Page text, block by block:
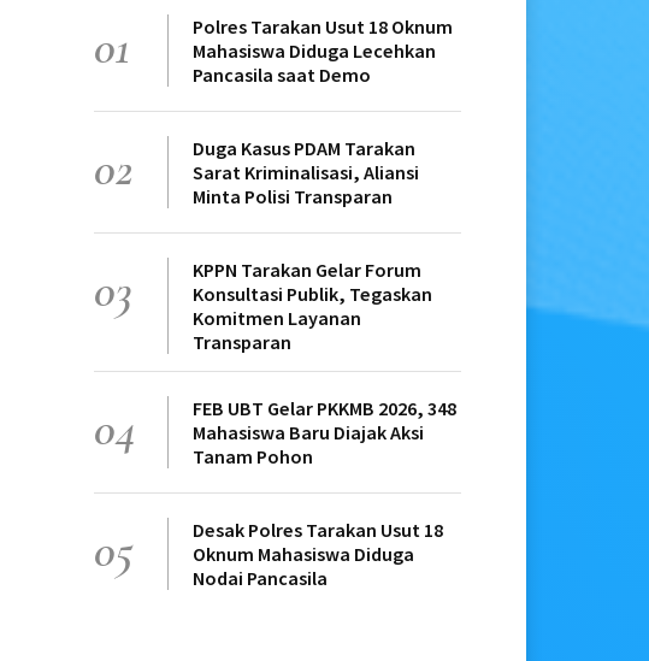
01
Polres Tarakan Usut 18 Oknum
Mahasiswa Diduga Lecehkan
Pancasila saat Demo
02
Duga Kasus PDAM Tarakan
Sarat Kriminalisasi, Aliansi
Minta Polisi Transparan
03
KPPN Tarakan Gelar Forum
Konsultasi Publik, Tegaskan
Komitmen Layanan
Transparan
04
FEB UBT Gelar PKKMB 2026, 348
Mahasiswa Baru Diajak Aksi
Tanam Pohon
05
Desak Polres Tarakan Usut 18
Oknum Mahasiswa Diduga
Nodai Pancasila